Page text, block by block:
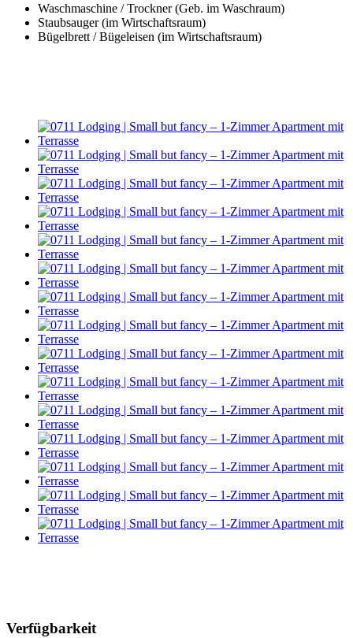
Waschmaschine / Trockner (Geb. im Waschraum)
Staubsauger (im Wirtschaftsraum)
Bügelbrett / Bügeleisen (im Wirtschaftsraum)
Verfügbarkeit